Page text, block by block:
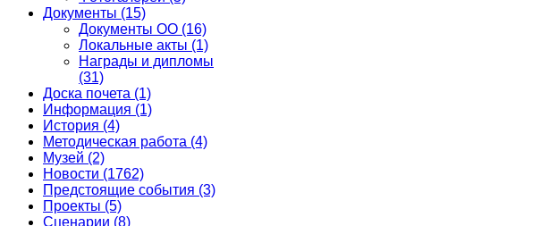
Документы (15)
Документы ОО (16)
Локальные акты (1)
Награды и дипломы
(31)
Доска почета (1)
Информация (1)
История (4)
Методическая работа (4)
Музей (2)
Новости (1762)
Предстоящие события (3)
Проекты (5)
Сценарии (8)